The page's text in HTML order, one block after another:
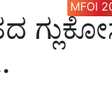
MFOI